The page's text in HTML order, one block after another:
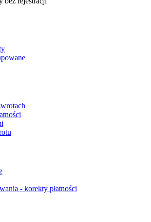
- korekty płatności